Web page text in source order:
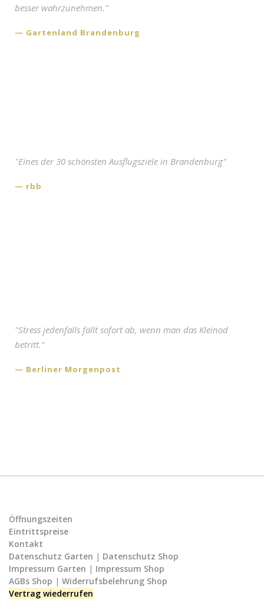
besser wahrzunehmen."
Gartenland Brandenburg
"Eines der 30 schönsten Ausflugsziele in Brandenburg"
rbb
"Stress jedenfalls fällt sofort ab, wenn man das Kleinod
betritt."
Berliner Morgenpost
Öffnungszeiten
Eintrittspreise
Kontakt
Datenschutz Garten | Datenschutz Shop
Impressum Garten | Impressum Shop
AGBs Shop | Widerrufsbelehrung Shop
Vertrag wiederrufen